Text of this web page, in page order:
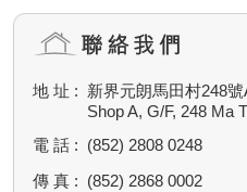
地 址 : 新界元朗馬田村248
Shop A, G/F, 248 Ma
電 話 : (852) 2808 0248
傳 真 : (852) 2868 0002